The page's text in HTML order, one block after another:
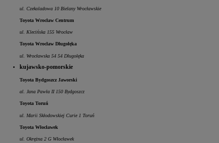
ul. Czekoladowa 10 Bielany Wrocławskie
Toyota Wrocław Centrum
ul. Klecińska 155 Wrocław
Toyota Wrocław Długołęka
ul. Wrocławska 54 54 Długołęka
kujawsko-pomorskie
Toyota Bydgoszcz Jaworski
al. Jana Pawła II 150 Bydgoszcz
Toyota Toruń
ul. Marii Skłodowskiej Curie 1 Toruń
Toyota Włocławek
ul. Okrężna 2 G Włocławek